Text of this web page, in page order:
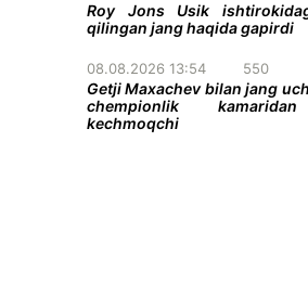
Roy Jons Usik
qilingan jang haqida gapirdi
08.08.2026 13:54 550
Getji Maxachev bilan jang
chempionlik
kechmoqchi